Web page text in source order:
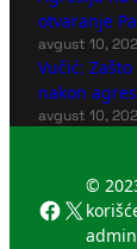
otvaranje
avgust 10,
Vučić:
nakon
avgust 10,
X
©